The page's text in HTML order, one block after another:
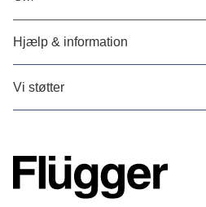
Hjælp & information
Vi støtter